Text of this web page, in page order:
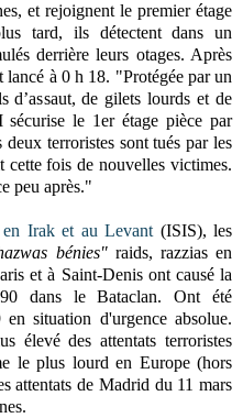
et rejoignent le premier étage
tard, ils détectentdans un
derrière leurs otages. Après
lancé à 0 h 18. "Protégée par un
d’assaut, de gilets lourds et de
le 1er étage pièce par
terroristes sont tués par les
fois de nouvelles victimes.
peu après."
Irak et au Levant (ISIS), les
bénies"raids, razzias en
et à Saint-Denis ont causé la
dans le Bataclan. Ont été
situation d'urgence absolue.
élevé des attentats terroristes
le plus lourd en Europe(hors
attentats de Madrid du 11 mars
.